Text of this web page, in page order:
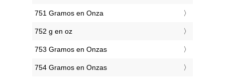
751 Gramos en Onza
752 g en oz
753 Gramos en Onzas
754 Gramos en Onzas